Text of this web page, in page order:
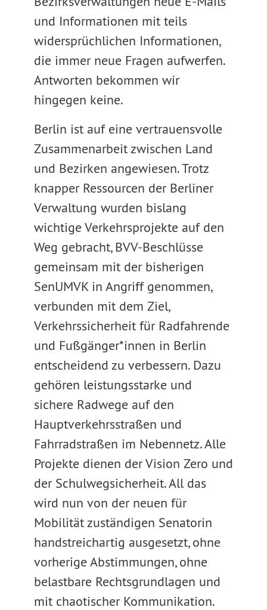
und Informationen mit teils
widersprüchlichen Informationen,
die immer neue Fragen aufwerfen.
Antworten bekommen wir
hingegen keine.
Berlin ist auf eine vertrauensvolle
Zusammenarbeit zwischen Land
und Bezirken angewiesen. Trotz
knapper Ressourcen der Berliner
Verwaltung wurden bislang
wichtige Verkehrsprojekte auf den
Weg gebracht, BVV-Beschlüsse
gemeinsam mit der bisherigen
SenUMVK in Angriff genommen,
verbunden mit dem Ziel,
Verkehrssicherheit für Radfahrende
und Fußgänger*innen in Berlin
entscheidend zu verbessern. Dazu
gehören leistungsstarke und
sichere Radwege auf den
Hauptverkehrsstraßen und
Fahrradstraßen im Nebennetz. Alle
Projekte dienen der Vision Zero und
der Schulwegsicherheit. All das
wird nun von der neuen für
Mobilität zuständigen Senatorin
handstreichartig ausgesetzt, ohne
vorherige Abstimmungen, ohne
belastbare Rechtsgrundlagen und
mit chaotischer Kommunikation.